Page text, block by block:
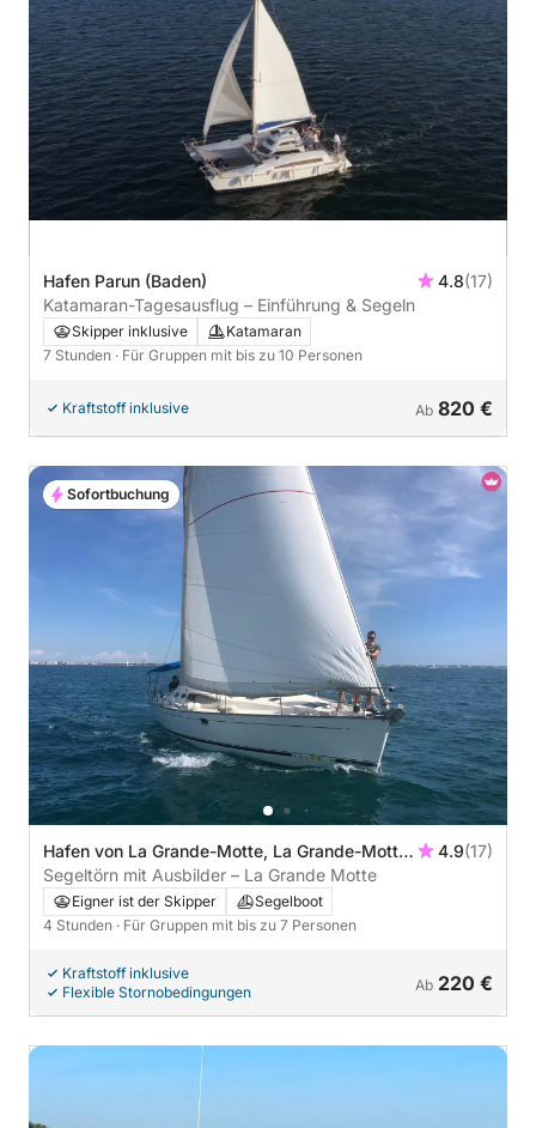
Hafen Parun (Baden) 4.8(17)
Katamaran-Tagesausflug – Einführung & Segeln
Skipper inklusive
Katamaran
7 Stunden · Für Gruppen mit bis zu 10 Personen
Kraftstoff inklusive Ab 820 €
Hafen von La Grande-Motte, La Grande-Motte,
Frankreich
4.9(17)
Segeltörn mit Ausbilder – La Grande Motte
Eigner ist der Skipper
Segelboot
4 Stunden · Für Gruppen mit bis zu 7 Personen
Kraftstoff inklusive
Flexible Stornobedingungen
Ab 220 €
Sofortbuchung